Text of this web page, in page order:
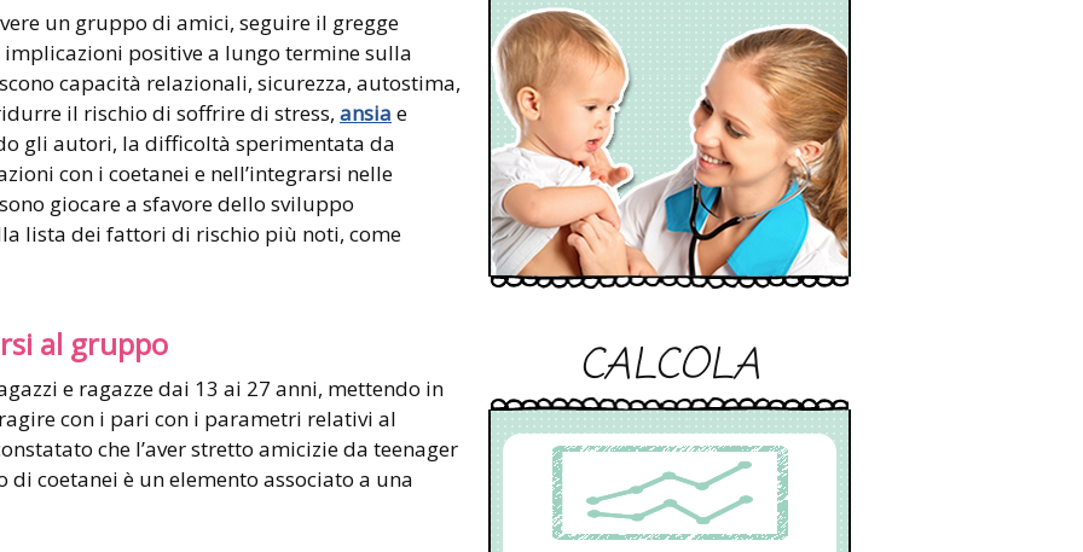
un gruppo di amici, seguire il gregge
positive a lungo termine sulla
capacità relazionali, sicurezza, autostima,
il rischio di soffrire di stress, ansia e
gli autori, la difficoltà sperimentata da
con i coetanei e nell’integrarsi nelle
giocare a sfavore dello sviluppo
lista dei fattori di rischio più noti, come
al gruppo
e ragazze dai 13 ai 27 anni, mettendo in
con i pari con i parametri relativi al
che l’aver stretto amicizie da teenager
coetanei è un elemento associato a una
CALCOLA